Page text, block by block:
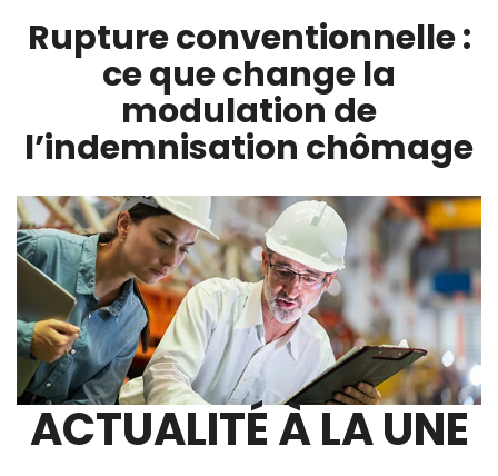
Rupture conventionnelle :
ce que change la
modulation de
l’indemnisation chômage
ACTUALITÉ À LA UNE